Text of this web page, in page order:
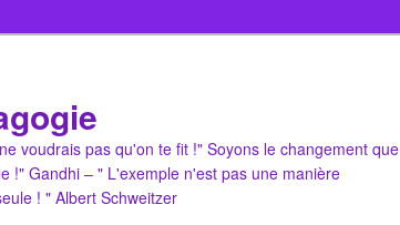
voudrais pas qu'on te fit !" Soyons le changement que
!" Gandhi – " L'exemple n'est pas une manière
! " Albert Schweitzer